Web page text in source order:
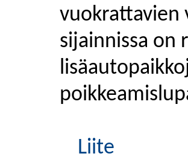
vuokrattavien
sijainnissa on
Liite